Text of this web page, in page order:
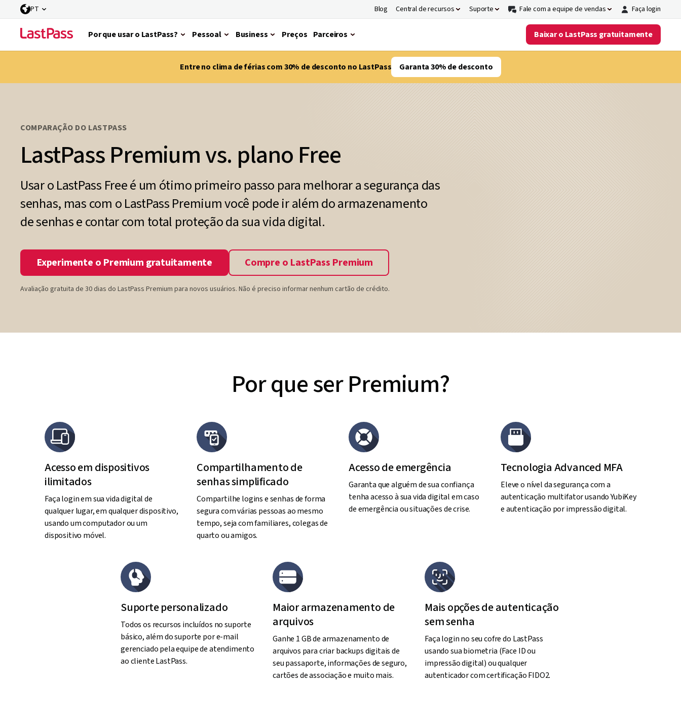
PT Blog Central de recursos Suporte Fale com a equipe de vendas Faça login
Por que usar o LastPass? Pessoal Business Preços Parceiros Baixar o LastPass gratuitamente
Entre no clima de férias com 30% de desconto no LastPass Garanta 30% de desconto
COMPARAÇÃO DO LASTPASS
LastPass Premium vs. plano Free
Usar o LastPass Free é um ótimo primeiro passo para melhorar a segurança das
senhas, mas com o LastPass Premium você pode ir além do armazenamento
de senhas e contar com total proteção da sua vida digital.
Experimente o Premium gratuitamente Compre o LastPass Premium
Avaliação gratuita de 30 dias do LastPass Premium para novos usuários. Não é preciso informar nenhum cartão de crédito.
Por que ser Premium?
Acesso em dispositivos
ilimitados
Faça login em sua vida digital de
qualquer lugar, em qualquer dispositivo,
usando um computador ou um
dispositivo móvel.
Compartilhamento de
senhas simplificado
Compartilhe logins e senhas de forma
segura com várias pessoas ao mesmo
tempo, seja com familiares, colegas de
quarto ou amigos.
Acesso de emergência
Garanta que alguém de sua confiança
tenha acesso à sua vida digital em caso
de emergência ou situações de crise.
Tecnologia Advanced MFA
Eleve o nível da segurança com a
autenticação multifator usando YubiKey
e autenticação por impressão digital.
Suporte personalizado
Todos os recursos incluídos no suporte
básico, além do suporte por e-mail
gerenciado pela equipe de atendimento
ao cliente LastPass.
Maior armazenamento de
arquivos
Ganhe 1 GB de armazenamento de
arquivos para criar backups digitais de
seu passaporte, informações de seguro,
cartões de associação e muito mais.
Mais opções de autenticação
sem senha
Faça login no seu cofre do LastPass
usando sua biometria (Face ID ou
impressão digital) ou qualquer
autenticador com certificação FIDO2.